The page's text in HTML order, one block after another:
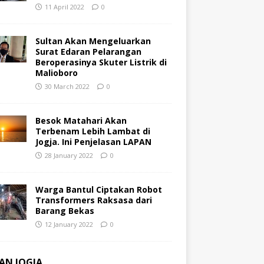
11 April 2022 0
Sultan Akan Mengeluarkan
Surat Edaran Pelarangan
Beroperasinya Skuter Listrik di
Malioboro
30 March 2022 0
Besok Matahari Akan
Terbenam Lebih Lambat di
Jogja. Ini Penjelasan LAPAN
28 January 2022 0
Warga Bantul Ciptakan Robot
Transformers Raksasa dari
Barang Bekas
12 January 2022 0